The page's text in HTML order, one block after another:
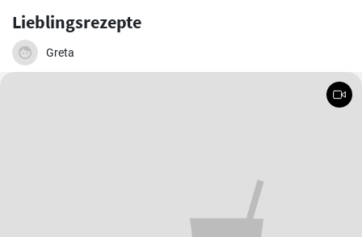
Lieblingsrezepte
Greta